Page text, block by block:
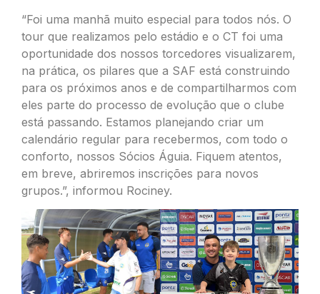
“Foi uma manhã muito especial para todos nós. O
tour que realizamos pelo estádio e o CT foi uma
oportunidade dos nossos torcedores visualizarem,
na prática, os pilares que a SAF está construindo
para os próximos anos e de compartilharmos com
eles parte do processo de evolução que o clube
está passando. Estamos planejando criar um
calendário regular para recebermos, com todo o
conforto, nossos Sócios Águia. Fiquem atentos,
em breve, abriremos inscrições para novos
grupos.”, informou Rociney.